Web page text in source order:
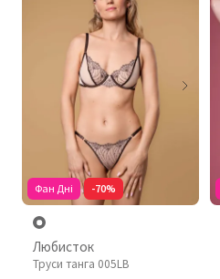
Фан Дні -70%
Любисток
Труси танга 005LB